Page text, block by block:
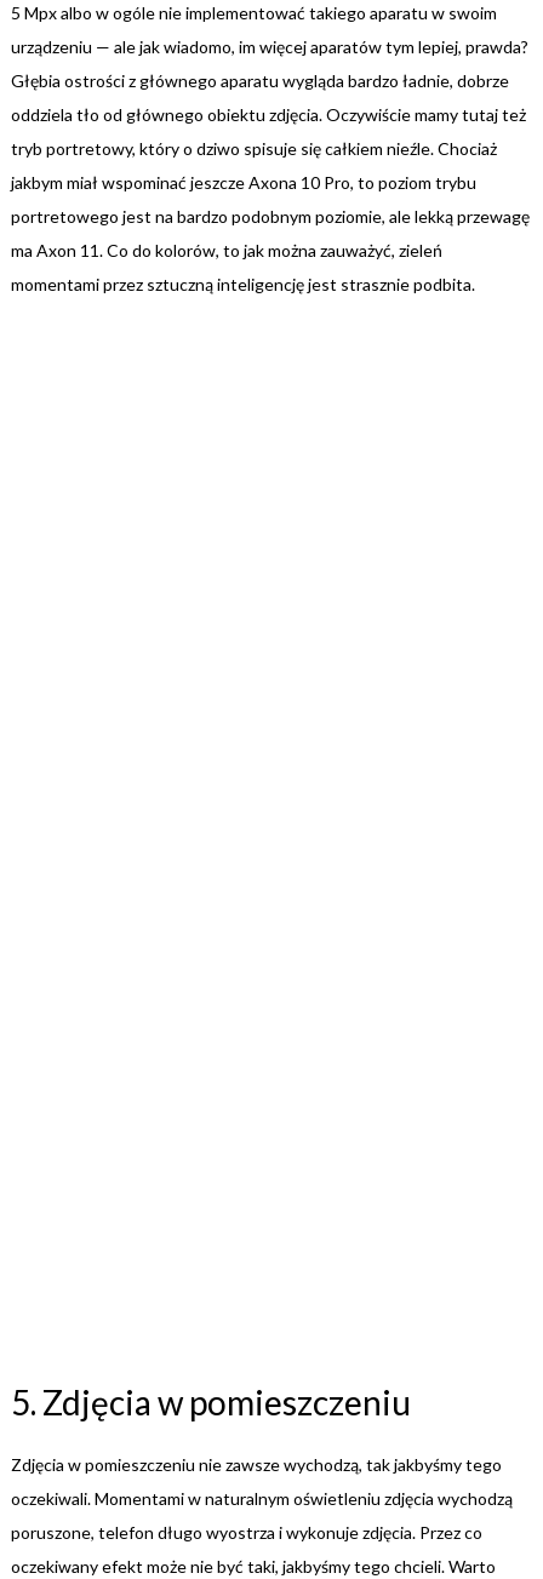
5 Mpx albo w ogóle nie implementować takiego aparatu w swoim
urządzeniu — ale jak wiadomo, im więcej aparatów tym lepiej, prawda?
Głębia ostrości z głównego aparatu wygląda bardzo ładnie, dobrze
oddziela tło od głównego obiektu zdjęcia. Oczywiście mamy tutaj też
tryb portretowy, który o dziwo spisuje się całkiem nieźle. Chociaż
jakbym miał wspominać jeszcze Axona 10 Pro, to poziom trybu
portretowego jest na bardzo podobnym poziomie, ale lekką przewagę
ma Axon 11. Co do kolorów, to jak można zauważyć, zieleń
momentami przez sztuczną inteligencję jest strasznie podbita.
5. Zdjęcia w pomieszczeniu
Zdjęcia w pomieszczeniu nie zawsze wychodzą, tak jakbyśmy tego
oczekiwali. Momentami w naturalnym oświetleniu zdjęcia wychodzą
poruszone, telefon długo wyostrza i wykonuje zdjęcia. Przez co
oczekiwany efekt może nie być taki, jakbyśmy tego chcieli. Warto